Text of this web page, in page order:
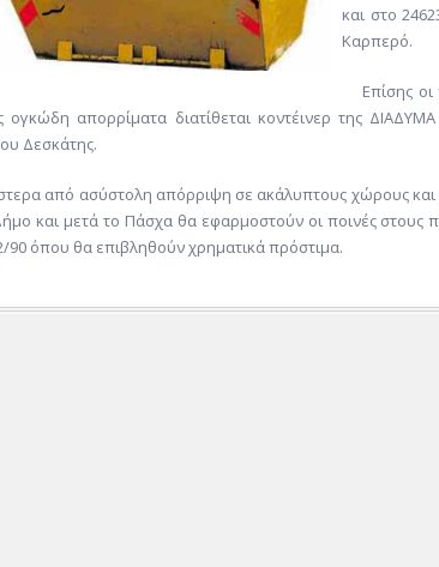
και στο
Καρπερό.
Επίσης οι
ογκώδη απορρίματα διατίθεται κοντέινερ της
Δεσκάτης.
από ασύστολη απόρριψη σε ακάλυπτους χώρους και
και μετά το Πάσχα θα εφαρμοστούν οι ποινές
90 όπου θα επιβληθούν χρηματικά πρόστιμα.